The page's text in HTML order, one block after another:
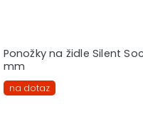
Ponožky na židle Silent
mm
na dotaz